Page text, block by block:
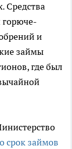
Средства
горюче-
и
займы
где был
срок займов